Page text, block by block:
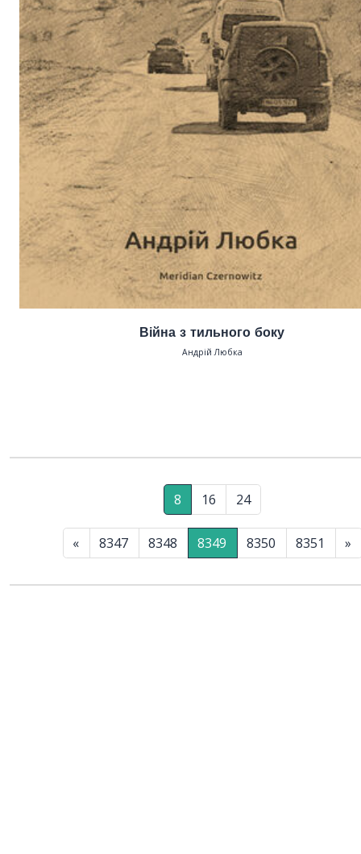
Війна з тильного боку
Андрій Любка
8 16 24
« 8347 8348 8349 8350 8351 »